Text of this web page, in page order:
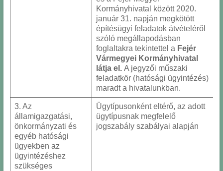
Kormányhivatal között 2020.
január 31. napján megkötött
építésügyi feladatok átvételéről
szóló megállapodásban
foglaltakra tekintettel a Fejér
Vármegyei Kormányhivatal
látja el.A jegyzői műszaki
feladatkör (hatósági ügyintézés)
maradt a hivatalunkban.
3. Az
államigazgatási,
önkormányzati és
egyéb hatósági
ügyekben az
ügyintézéshez
szükséges
Ügytípusonként eltérő, az adott
ügytípusnak megfelelő
jogszabály szabályai alapján